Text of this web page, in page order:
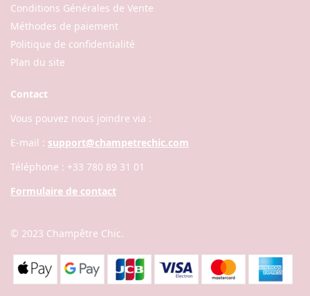
Conditions Générales de Vente
Méthodes de paiement
Politique de confidentialité
Plan du site
Contact
Vous pouvez nous joindre via :
E-mail : support@champetrechic.com
Téléphone : +33 780 89 31 01
Formulaire de contact
© 2023 Champêtre Chic.